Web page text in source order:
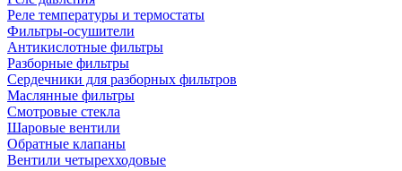
Реле температуры и термостаты
Фильтры-осушители
Антикислотные фильтры
Разборные фильтры
Сердечники для разборных фильтров
Маслянные фильтры
Смотровые стекла
Шаровые вентили
Обратные клапаны
Вентили четырехходовые